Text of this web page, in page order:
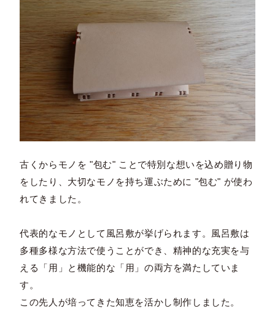
古くからモノを "包む" ことで特別な想いを込め贈り物
をしたり、大切なモノを持ち運ぶために "包む" が使わ
れてきました。
代表的なモノとして風呂敷が挙げられます。風呂敷は
多種多様な方法で使うことができ、精神的な充実を与
える「用」と機能的な「用」の両方を満たしていま
す。
この先人が培ってきた知恵を活かし制作しました。